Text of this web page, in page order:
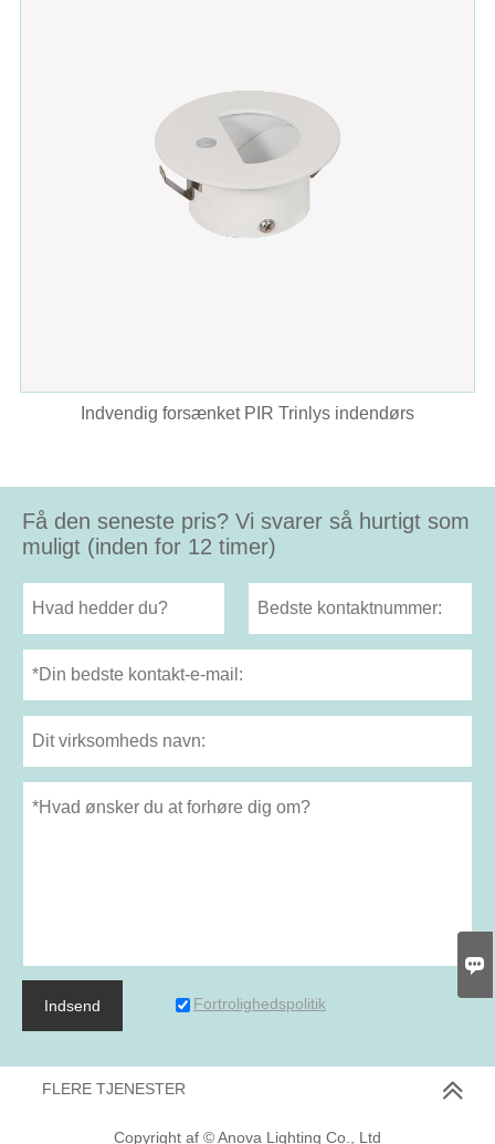
Indvendig forsænket PIR Trinlys indendørs
Få den seneste pris? Vi svarer så hurtigt som
muligt (inden for 12 timer)
Indsend Fortrolighedspolitik
FLERE TJENESTER
Copyright af © Anova Lighting Co., Ltd
